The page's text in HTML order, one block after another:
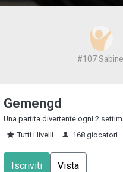
Berber
Gemengd
Una partita divertente ogni 2
Tutti i livelli
168 giocatori
Iscriviti Vista